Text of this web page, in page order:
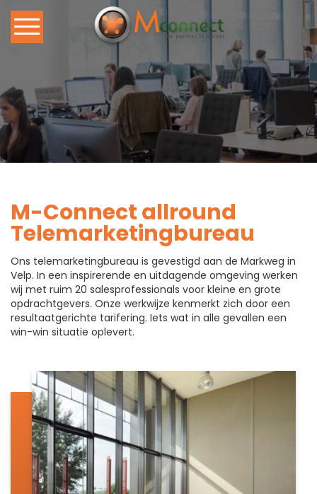
Ons Callcenter
Callcenter Diensten
Blog
Contact
M-Connect allround
Telemarketingbureau
Ons telemarketingbureau is gevestigd aan de Markweg in
Velp. In een inspirerende en uitdagende omgeving werken
wij met ruim 20 salesprofessionals voor kleine en grote
opdrachtgevers. Onze werkwijze kenmerkt zich door een
resultaatgerichte tarifering. Iets wat in alle gevallen een
win-win situatie oplevert.